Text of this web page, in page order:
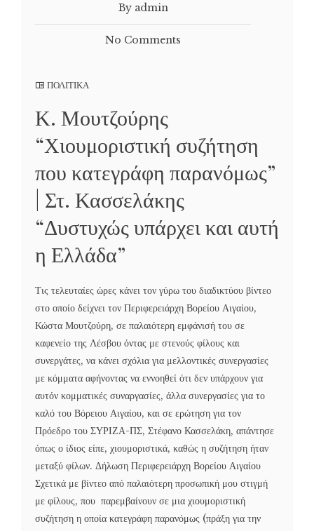
By admin
No Comments
ΠΟΛΙΤΙΚΑ
Κ. Μουτζούρης
“Χιουμοριστική συζήτηση
που κατεγράφη παρανόμως”
| Στ. Κασσελάκης
“Δυστυχώς υπάρχει και αυτή
η Ελλάδα”
Τις τελευταίες ώρες κάνει τον γύρω του διαδικτύου βίντεο
στο οποίο δείχνει τον Περιφερειάρχη Βορείου Αιγαίου,
Κώστα Μουτζούρη, σε παλαιότερη εμφάνισή του σε
καφενείο της Λέσβου όντας με στενούς φίλους και
συνεργάτες, να κάνει σχόλια για μελλοντικές συνεργασίες
με κόμματα αφήνοντας να εννοηθεί ότι δεν υπάρχουν για
αυτόν κομματικές συναργασίες, άλλα συνεργασίες για το
καλό του Βόρειου Αιγαίου, και σε ερώτηση για τον
Πρόεδρο του ΣΥΡΙΖΑ-ΠΣ, Στέφανο Κασσελάκη, απάντησε
όπως ο ίδιος είπε, χιουμοριστικά, καθώς η συζήτηση ήταν
μεταξύ φίλων. Δήλωση Περιφερειάρχη Βορείου Αιγαίου
Σχετικά με βίντεο από παλαιότερη προσωπική μου στιγμή
με φίλους, που παρεμβαίνουν σε μια χιουμοριστική
συζήτηση η οποία κατεγράφη παρανόμως (πράξη για την